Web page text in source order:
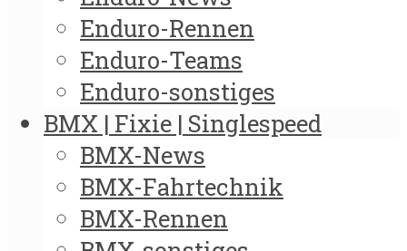
Enduro-Rennen
Enduro-Teams
Enduro-sonstiges
BMX | Fixie | Singlespeed
BMX-News
BMX-Fahrtechnik
BMX-Rennen